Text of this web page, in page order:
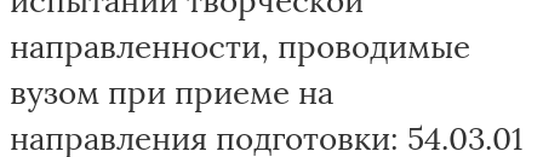
направленности, проводимые
вузом при приеме на
направления подготовки: 54.03.01